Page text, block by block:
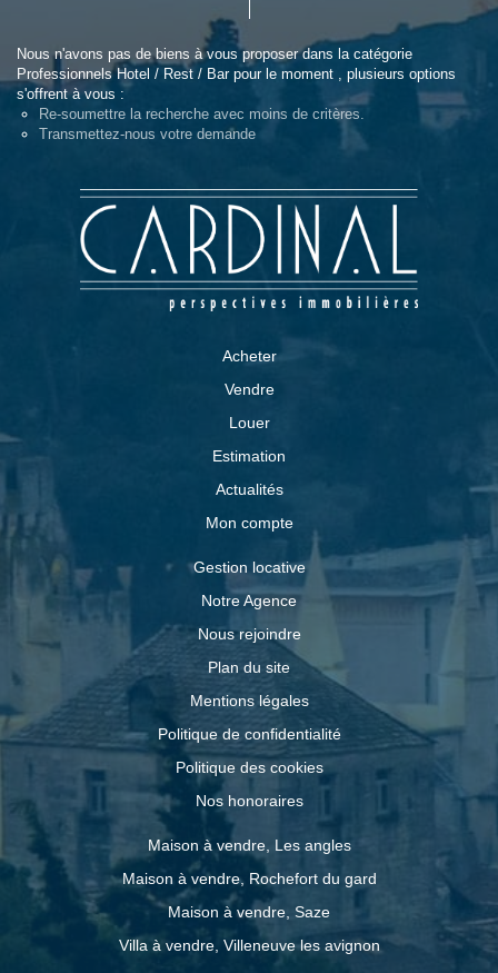
Nous n'avons pas de biens à vous proposer dans la catégorie
Professionnels Hotel / Rest / Bar pour le moment , plusieurs options
s'offrent à vous :
Re-soumettre la recherche avec moins de critères.
Transmettez-nous votre demande
Acheter
Vendre
Louer
Estimation
Actualités
Mon compte
Gestion locative
Notre Agence
Nous rejoindre
Plan du site
Mentions légales
Politique de confidentialité
Politique des cookies
Nos honoraires
Maison à vendre, Les angles
Maison à vendre, Rochefort du gard
Maison à vendre, Saze
Villa à vendre, Villeneuve les avignon